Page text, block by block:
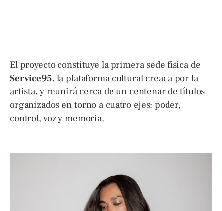
El proyecto constituye la primera sede física de
Service95, la plataforma cultural creada por la
artista, y reunirá cerca de un centenar de títulos
organizados en torno a cuatro ejes: poder,
control, voz y memoria.